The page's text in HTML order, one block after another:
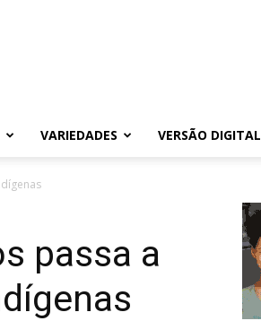
VARIEDADES VERSÃO DIGITAL
passa a